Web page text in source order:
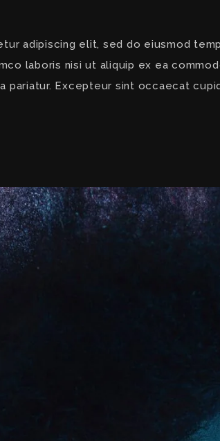
adipiscing elit, sed do eiusmod
laboris nisi ut aliquip ex ea
Excepteur sint occaecat